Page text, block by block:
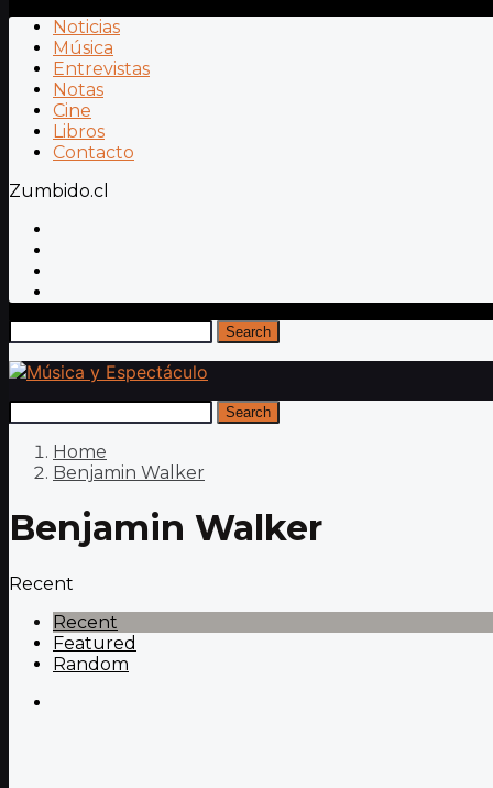
Noticias
Música
Entrevistas
Notas
Cine
Libros
Contacto
Zumbido.cl
Search
Search
Home
Benjamin Walker
Benjamin Walker
Recent
Recent
Featured
Random